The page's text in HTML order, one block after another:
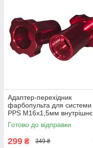
Адаптер-перехідник
фарбопульта для системи
PPS М16х1,5мм внутрішнє
різьблення
Готово до відправки
299 ₴ 349 ₴